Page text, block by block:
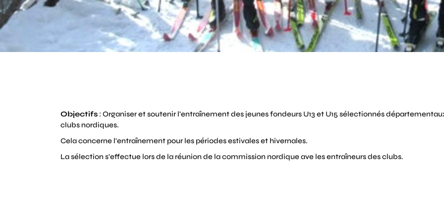
Objectifs : Organiser et soutenir l'entraînement des jeunes fondeurs U13 et U15 sélectionnés
clubs nordiques.
Cela concerne l'entraînement pour les périodes estivales et hivernales.
La sélection s'effectue lors de la réunion de la commission nordique ave les entraîneurs des clubs.